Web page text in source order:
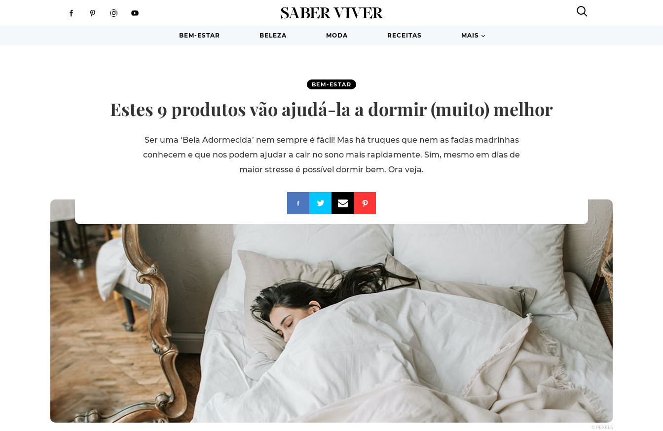
BEM-ESTAR BELEZA MODA RECEITAS MAIS
BEM-ESTAR
Estes 9 produtos vão ajudá-la a dormir (muito) melhor
Ser uma ‘Bela Adormecida’ nem sempre é fácil! Mas há truques que nem as fadas madrinhas
conhecem e que nos podem ajudar a cair no sono mais rapidamente. Sim, mesmo em dias de
maior stresse é possível dormir bem. Ora veja.
© PEXELS